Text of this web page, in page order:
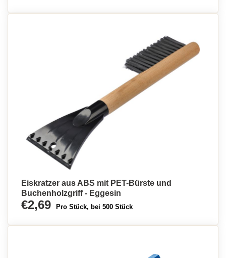
Eiskratzer aus ABS mit PET-Bürste und
Buchenholzgriff - Eggesin
€2,69 Pro Stück, bei 500 Stück